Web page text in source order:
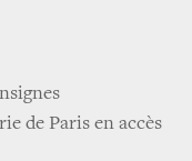
de Paris en accès